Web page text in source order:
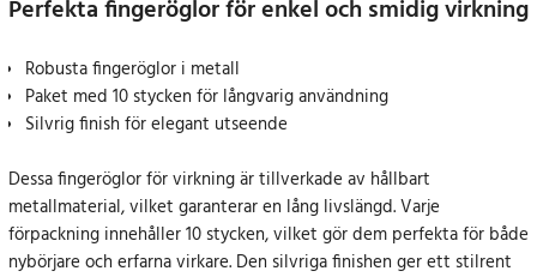
Perfekta fingeröglor för enkel och smidig virkning
Robusta fingeröglor i metall
Paket med 10 stycken för långvarig användning
Silvrig finish för elegant utseende
Dessa fingeröglor för virkning är tillverkade av hållbart
metallmaterial, vilket garanterar en lång livslängd. Varje
förpackning innehåller 10 stycken, vilket gör dem perfekta för både
nybörjare och erfarna virkare. Den silvriga finishen ger ett stilrent